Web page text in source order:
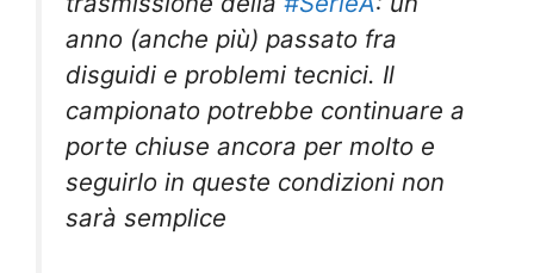
anno (anche più) passato fra
disguidi e problemi tecnici. Il
campionato potrebbe continuare a
porte chiuse ancora per molto e
seguirlo in queste condizioni non
sarà semplice